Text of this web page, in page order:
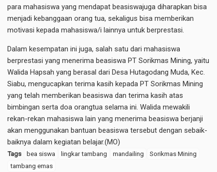
para mahasiswa yang mendapat beasiswajuga diharapkan bisa
menjadi kebanggaan orang tua, sekaligus bisa memberikan
motivasi kepada mahasiswa/i lainnya untuk berprestasi.
Dalam kesempatan ini juga, salah satu dari mahasiswa
berprestasi yang menerima beasiswa PT Sorikmas Mining, yaitu
Walida Hapsah yang berasal dari Desa Hutagodang Muda, Kec.
Siabu, mengucapkan terima kasih kepada PT Sorikmas Mining
yang telah memberikan beasiswa dan terima kasih atas
bimbingan serta doa orangtua selama ini. Walida mewakili
rekan-rekan mahasiswa lain yang menerima beasiswa berjanji
akan menggunakan bantuan beasiswa tersebut dengan sebaik-
baiknya dalam kegiatan belajar.(MO)
Tags bea siswa lingkar tambang mandailing
Sorikmas Mining
tambang emas